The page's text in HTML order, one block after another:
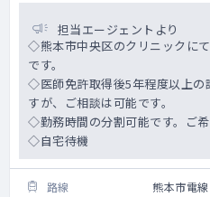
担当エージェントより
◇熊本市中央区のクリニックに
です。
◇医師免許取得後5年程度以上の
すが、ご相談は可能です。
◇勤務時間の分割可能です。ご希
◇自宅待機
路線 熊本市電線